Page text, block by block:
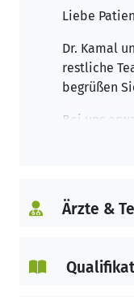
Liebe
Dr. Kamal
restliche
begrüßen
Bei uns
und
modern
Tagesklinik
durch Ihre
Ärzte &